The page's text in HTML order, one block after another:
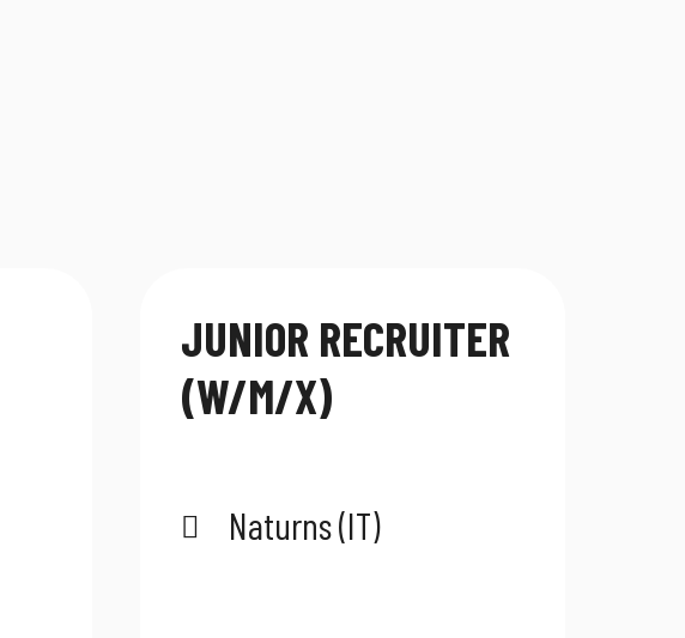
JUNIOR RECRUITER
(W/M/X)
Naturns (IT)